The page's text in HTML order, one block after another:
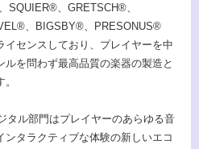
SQUIER®、GRETSCH®、
、BIGSBY®、PRESONUS®
センスしており、プレイヤーを中
を問わず最高品質の楽器の製造と
タル部門はプレイヤーのあらゆる音
タラクティブな体験の新しいエコ